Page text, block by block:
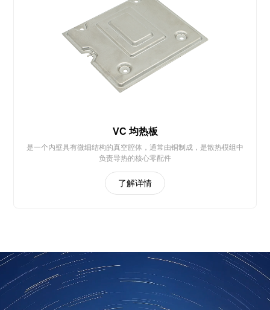
VC 均热板
是一个内壁具有微细结构的真空腔体，通常由铜制成，是散热模组中
负责导热的核心零配件
了解详情